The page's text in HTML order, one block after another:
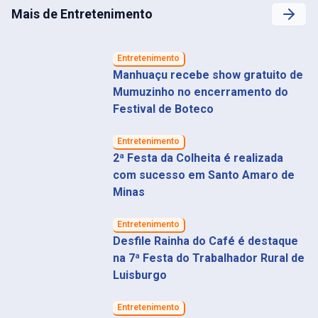
Mais de Entretenimento
Entretenimento
Manhuaçu recebe show gratuito de
Mumuzinho no encerramento do
Festival de Boteco
Entretenimento
2ª Festa da Colheita é realizada
com sucesso em Santo Amaro de
Minas
Entretenimento
Desfile Rainha do Café é destaque
na 7ª Festa do Trabalhador Rural de
Luisburgo
Entretenimento